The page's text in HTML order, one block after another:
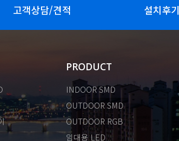
고객상담/견적 설치후기
PRODUCT
INDOOR SMD
OUTDOOR SMD
OUTDOOR RGB
임대용 LED